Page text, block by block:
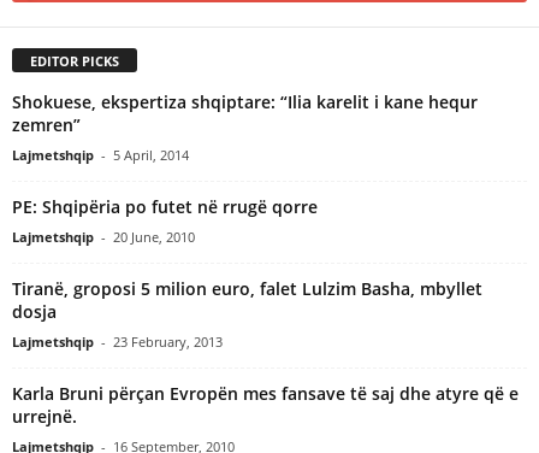
EDITOR PICKS
Shokuese, ekspertiza shqiptare: “Ilia karelit i kane hequr
zemren”
Lajmetshqip - 5 April, 2014
PE: Shqipëria po futet në rrugë qorre
Lajmetshqip - 20 June, 2010
Tiranë, groposi 5 milion euro, falet Lulzim Basha, mbyllet
dosja
Lajmetshqip - 23 February, 2013
Karla Bruni përçan Evropën mes fansave të saj dhe atyre që e
urrejnë.
Lajmetshqip - 16 September, 2010